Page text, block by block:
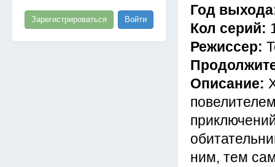
Зарегистрироваться Войти
Год
Кол серий:
Режиссер:
Описание:
ним, тем